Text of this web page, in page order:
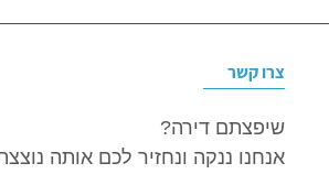
צרו קשר
שיפצתם דירה?
אנחנו ננקה ונחזיר לכם אותה